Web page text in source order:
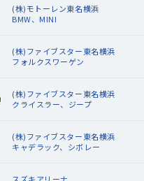
(株)モトーレン東名横浜
BMW、MINI
(株)ファイブスター東名横浜
フォルクスワーゲン
(株)ファイブスター東名横浜
クライスラー、ジープ
(株)ファイブスター東名横浜
キャデラック、シボレー